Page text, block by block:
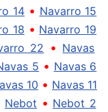
14 • Navarro 15
18 • Navarro 19
22 • Navas
5 • Navas 6
10 • Navas 11
Nebot • Nebot 2